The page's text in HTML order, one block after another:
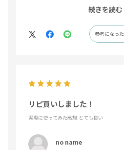
続きを読む
参考になった
リピ買いしました！
実際に使ってみた感想:とても良い
no name